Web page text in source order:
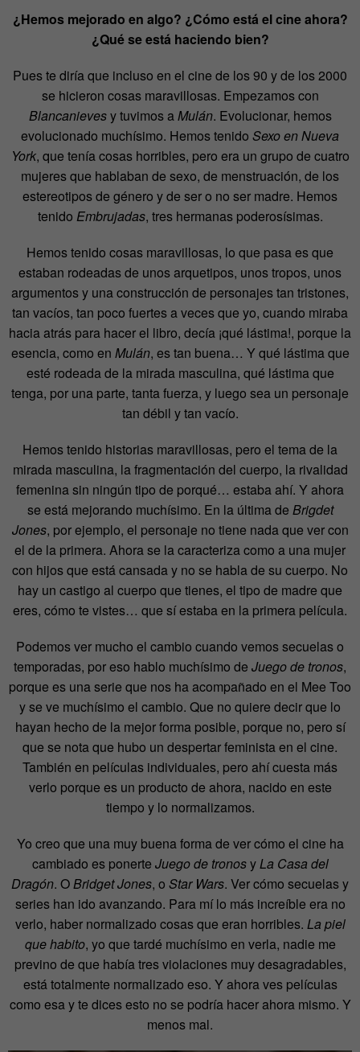
¿Hemos mejorado en algo? ¿Cómo está el cine ahora?
¿Qué se está haciendo bien?
Pues te diría que incluso en el cine de los 90 y de los 2000
se hicieron cosas maravillosas. Empezamos con
Blancanievesy tuvimos aMulán. Evolucionar, hemos
evolucionado muchísimo. Hemos tenido Sexo en Nueva
York, que tenía cosas horribles, pero era un grupo de cuatro
mujeres que hablaban de sexo, de menstruación, de los
estereotipos de género y de ser o no ser madre. Hemos
tenido Embrujadas, tres hermanas poderosísimas.
Hemos tenido cosas maravillosas, lo que pasa es que
estaban rodeadas de unos arquetipos, unos tropos, unos
argumentos y una construcción de personajes tan tristones,
tan vacíos, tan poco fuertes a veces que yo, cuando miraba
hacia atrás para hacer el libro, decía ¡qué lástima!, porque la
esencia, como en Mulán, es tan buena… Y qué lástima que
esté rodeada de la mirada masculina, qué lástima que
tenga, por una parte, tanta fuerza, y luego sea un personaje
tan débil y tan vacío.
Hemos tenido historias maravillosas, pero el tema de la
mirada masculina, la fragmentación del cuerpo, la rivalidad
femenina sin ningún tipo de porqué… estaba ahí. Y ahora
se está mejorando muchísimo. En la última de Brigdet
Jones, por ejemplo, el personaje no tiene nada que ver con
el de la primera. Ahora se la caracteriza como a una mujer
con hijos que está cansada y no se habla de su cuerpo. No
hay un castigo al cuerpo que tienes, el tipo de madre que
eres, cómo te vistes… que sí estaba en la primera película.
Podemos ver mucho el cambio cuando vemos secuelas o
temporadas, por eso hablo muchísimo de Juego de tronos,
porque es una serie que nos ha acompañado en el Mee Too
y se ve muchísimo el cambio. Que no quiere decir que lo
hayan hecho de la mejor forma posible, porque no, pero sí
que se nota que hubo un despertar feminista en el cine.
También en películas individuales, pero ahí cuesta más
verlo porque es un producto de ahora, nacido en este
tiempo y lo normalizamos.
Yo creo que una muy buena forma de ver cómo el cine ha
cambiado es ponerte Juego de tronosyLa Casa del
Dragón. OBridget Jones, o Star Wars. Ver cómo secuelas y
series han ido avanzando. Para mí lo más increíble era no
verlo, haber normalizado cosas que eran horribles. La piel
que habito, yo que tardé muchísimo en verla, nadie me
previno de que había tres violaciones muy desagradables,
está totalmente normalizado eso. Y ahora ves películas
como esa y te dices esto no se podría hacer ahora mismo. Y
menos mal.